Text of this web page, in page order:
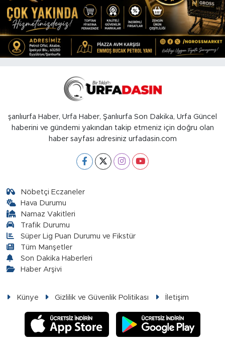
şanlıurfa Haber, Urfa Haber, Şanlıurfa Son Dakika, Urfa Güncel
haberini ve gündemi yakından takip etmeniz için doğru olan
haber sayfası adresiniz urfadasin.com
Nöbetçi Eczaneler
Hava Durumu
Namaz Vakitleri
Trafik Durumu
Süper Lig Puan Durumu ve Fikstür
Tüm Manşetler
Son Dakika Haberleri
Haber Arşivi
Künye Gizlilik ve Güvenlik Politikası İletişim